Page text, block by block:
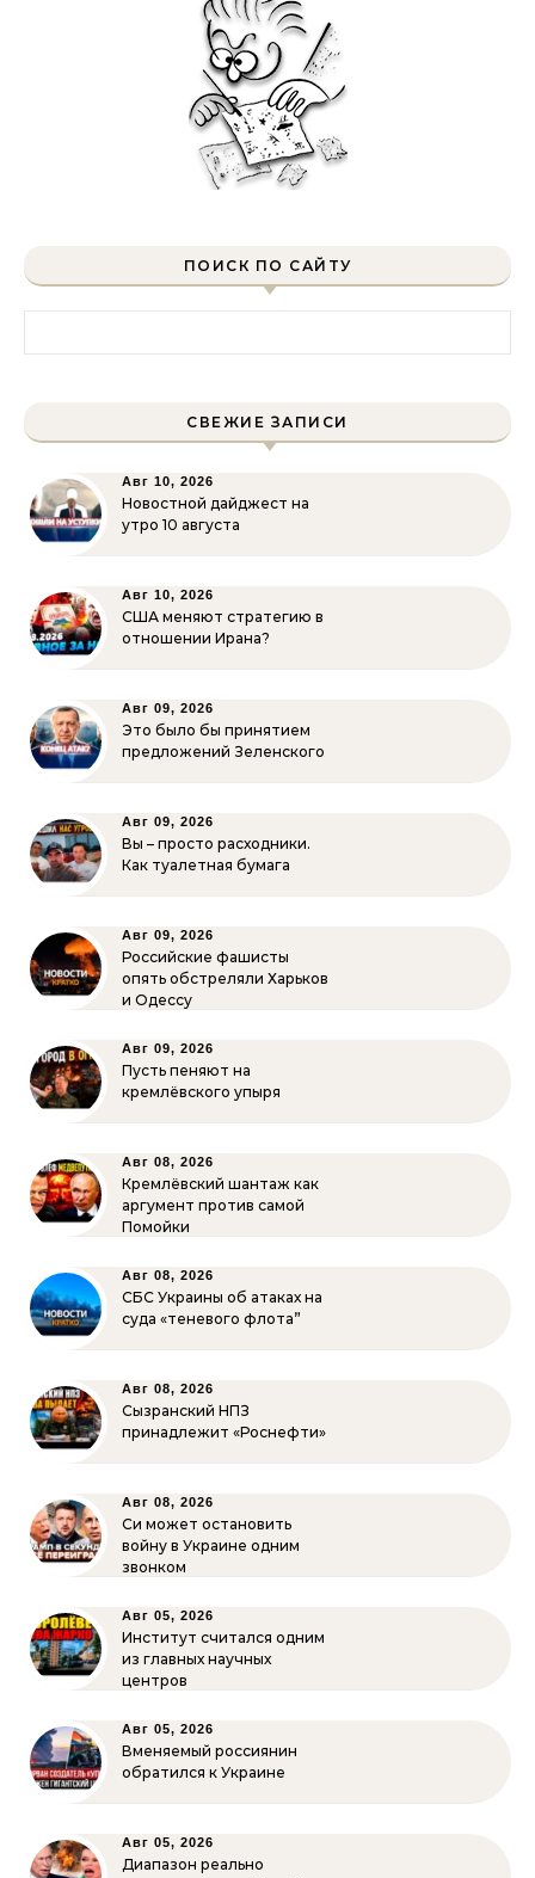
ПОИСК ПО САЙТУ
СВЕЖИЕ ЗАПИСИ
Авг 10, 2026
Новостной дайджест на
утро 10 августа
Авг 10, 2026
США меняют стратегию в
отношении Ирана?
Авг 09, 2026
Это было бы принятием
предложений Зеленского
Авг 09, 2026
Вы – просто расходники.
Как туалетная бумага
Авг 09, 2026
Российские фашисты
опять обстреляли Харьков
и Одессу
Авг 09, 2026
Пусть пеняют на
кремлёвского упыря
Авг 08, 2026
Кремлёвский шантаж как
аргумент против самой
Помойки
Авг 08, 2026
СБС Украины об атаках на
суда «теневого флота”
Авг 08, 2026
Сызранский НПЗ
принадлежит «Роснефти»
Авг 08, 2026
Си может остановить
войну в Украине одним
звонком
Авг 05, 2026
Институт считался одним
из главных научных
центров
Авг 05, 2026
Вменяемый россиянин
обратился к Украине
Авг 05, 2026
Диапазон реально